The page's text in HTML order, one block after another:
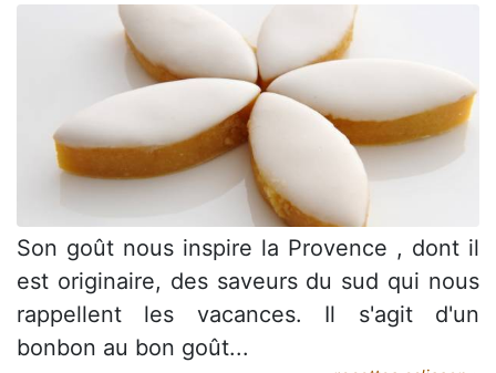
Son goût nous inspire la Provence , dont il
est originaire, des saveurs du sud qui nous
rappellent les vacances. Il s'agit d'un
bonbon au bon goût...